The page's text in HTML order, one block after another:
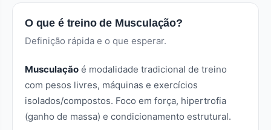
O que é treino de Musculação?
Definição rápida e o que esperar.
Musculação é modalidade tradicional de treino
com pesos livres, máquinas e exercícios
isolados/compostos. Foco em força, hipertrofia
(ganho de massa) e condicionamento estrutural.